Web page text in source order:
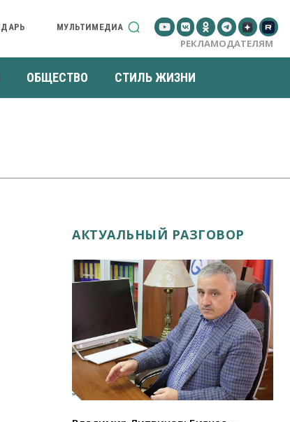
МУЛЬТИМЕДИА
РЕКЛАМОДАТЕЛЯМ
ОБЩЕСТВО СТИЛЬ ЖИЗНИ
АКТУАЛЬНЫЙ РАЗГОВОР